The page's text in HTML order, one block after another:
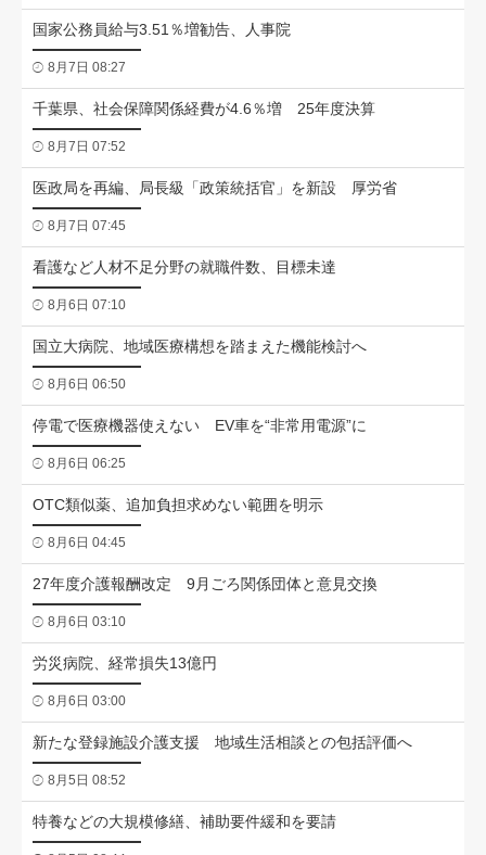
国家公務員給与3.51％増勧告、人事院
8月7日 08:27
千葉県、社会保障関係経費が4.6％増 25年度決算
8月7日 07:52
医政局を再編、局長級「政策統括官」を新設 厚労省
8月7日 07:45
看護など人材不足分野の就職件数、目標未達
8月6日 07:10
国立大病院、地域医療構想を踏まえた機能検討へ
8月6日 06:50
停電で医療機器使えない EV車を“非常用電源”に
8月6日 06:25
OTC類似薬、追加負担求めない範囲を明示
8月6日 04:45
27年度介護報酬改定 9月ごろ関係団体と意見交換
8月6日 03:10
労災病院、経常損失13億円
8月6日 03:00
新たな登録施設介護支援 地域生活相談との包括評価へ
8月5日 08:52
特養などの大規模修繕、補助要件緩和を要請